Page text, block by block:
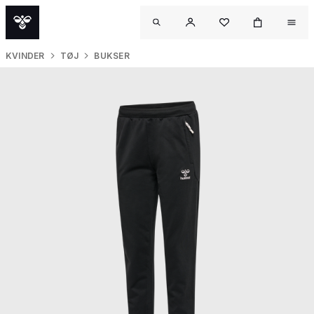
KVINDER TØJ BUKSER